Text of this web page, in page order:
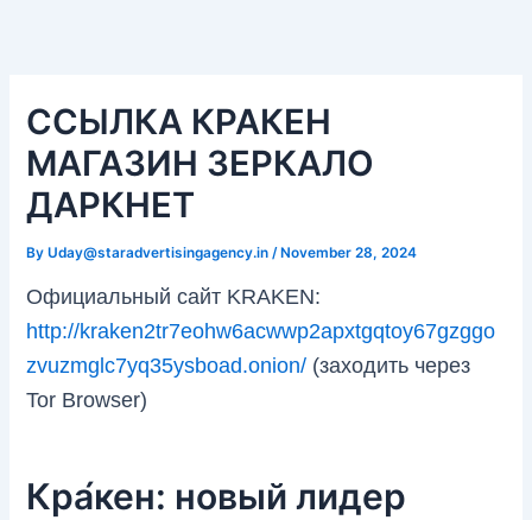
ССЫЛКА КРАКЕН
МАГАЗИН ЗЕРКАЛО
ДАРКНЕТ
ByUday@staradvertisingagency.in /November 28, 2024
Официальный сайт KRAKEN:
http://kraken2tr7eohw6acwwp2apxtgqtoy67gzggo
zvuzmglc7yq35ysboad.onion/ (заходить через
Tor Browser)
Кра́кен: новый лидер